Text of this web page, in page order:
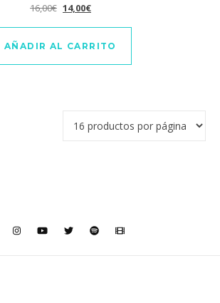
16,00€ El precio original era: 16,00€.
14,00€El precio actual es: 14,00€.
AÑADIR AL CARRITO